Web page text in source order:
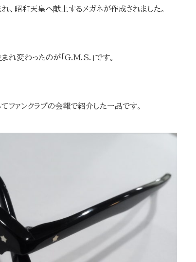
昭和天皇へ献上するメガネが作成されました。
れ変わったのが「G.M.S.」です。
ァンクラブの会報で紹介した一品です。